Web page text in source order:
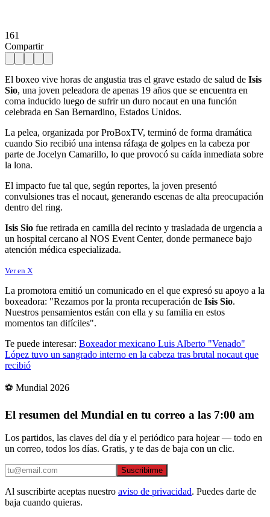
161
Compartir
El boxeo vive horas de angustia tras el grave estado de salud de Isis
Sio, una joven peleadora de apenas 19 años que se encuentra en
coma inducido luego de sufrir un duro nocaut en una función
celebrada en San Bernardino, Estados Unidos.
La pelea, organizada por ProBoxTV, terminó de forma dramática
cuando Sio recibió una intensa ráfaga de golpes en la cabeza por
parte de Jocelyn Camarillo, lo que provocó su caída inmediata sobre
la lona.
El impacto fue tal que, según reportes, la joven presentó
convulsiones tras el nocaut, generando escenas de alta preocupación
dentro del ring.
Isis Sio fue retirada en camilla del recinto y trasladada de urgencia a
un hospital cercano al NOS Event Center, donde permanece bajo
atención médica especializada.
Ver en X
La promotora emitió un comunicado en el que expresó su apoyo a la
boxeadora: "Rezamos por la pronta recuperación de Isis Sio.
Nuestros pensamientos están con ella y su familia en estos
momentos tan difíciles".
Te puede interesar: Boxeador mexicano Luis Alberto "Venado"
López tuvo un sangrado interno en la cabeza tras brutal nocaut que
recibió
⚽ Mundial 2026
El resumen del Mundial en tu correo a las 7:00 am
Los partidos, las claves del día y el periódico para hojear — todo en
un correo, todos los días. Gratis, y te das de baja con un clic.
Suscribirme
Al suscribirte aceptas nuestro aviso de privacidad. Puedes darte de
baja cuando quieras.